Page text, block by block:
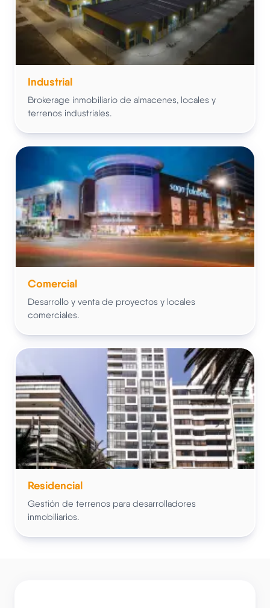
Industrial
Brokerage inmobiliario de almacenes, locales y
terrenos industriales.
Comercial
Desarrollo y venta de proyectos y locales
comerciales.
Residencial
Gestión de terrenos para desarrolladores
inmobiliarios.